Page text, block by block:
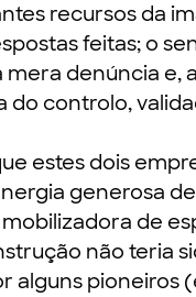
recursos da
feitas; o
denúncia e,
controlo,
estes dois
generosa
de
não teria
alguns pioneiros